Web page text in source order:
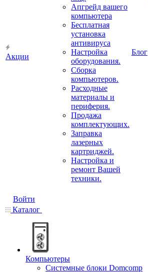
Акции
Апгрейд вашего
компьютера
Бесплатная
установка
антивируса
Настройка
оборудования.
Сборка
компьютеров.
Расходные
материалы и
периферия.
Продажа
комплектующих.
Заправка
лазерных
картриджей.
Настройка и
ремонт Вашей
техники.
Блог
Войти
Каталог
Компьютеры
Системные блоки Domcomp